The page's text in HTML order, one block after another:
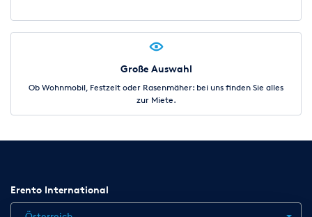
Große Auswahl
Ob Wohnmobil, Festzelt oder Rasenmäher: bei uns finden Sie alles
zur Miete.
Erento International